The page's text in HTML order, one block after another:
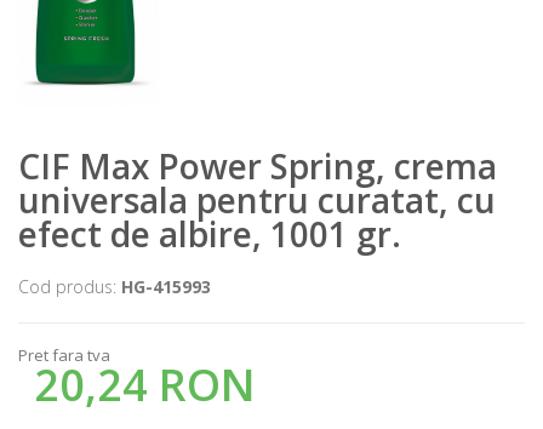
CIF Max Power Spring, crema
universala pentru curatat, cu
efect de albire, 1001 gr.
Cod produs: HG-415993
Pret fara tva
20,24 RON